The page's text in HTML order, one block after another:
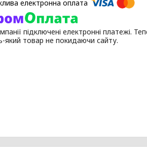
підключені електронні платежі.
який товар не покидаючи сайту.